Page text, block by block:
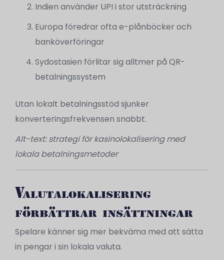
Indien använder UPI i stor utsträckning
Europa föredrar ofta e-plånböcker och
banköverföringar
Sydostasien förlitar sig alltmer på QR-
betalningssystem
Utan lokalt betalningsstöd sjunker
konverteringsfrekvensen snabbt.
Alt-text: strategi för kasinolokalisering med
lokala betalningsmetoder
Valutalokalisering
förbättrar insättningar
Spelare känner sig mer bekväma med att sätta
in pengar i sin lokala valuta.